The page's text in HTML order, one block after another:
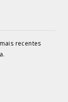
recentes